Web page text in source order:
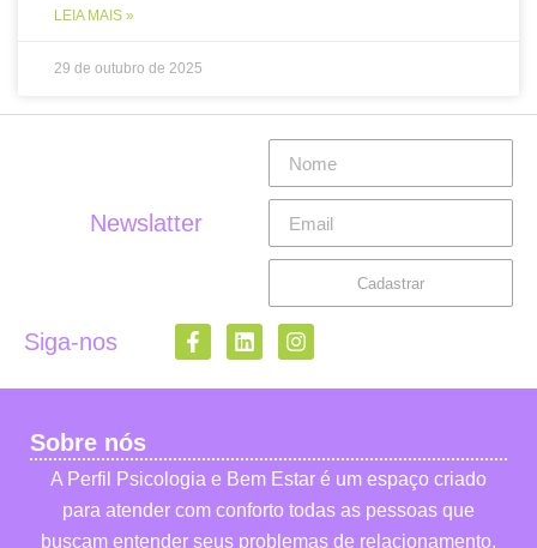
LEIA MAIS »
29 de outubro de 2025
Newslatter
Cadastrar
Siga-nos
Sobre nós
A Perfil Psicologia e Bem Estar é um espaço criado
para atender com conforto todas as pessoas que
buscam entender seus problemas de relacionamento,